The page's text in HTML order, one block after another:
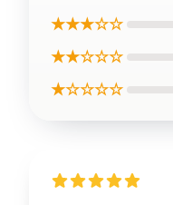
★★★☆☆
★★☆☆☆
★☆☆☆☆